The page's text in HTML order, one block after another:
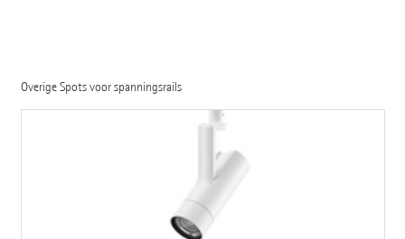
Overige Spots voor spanningsrails